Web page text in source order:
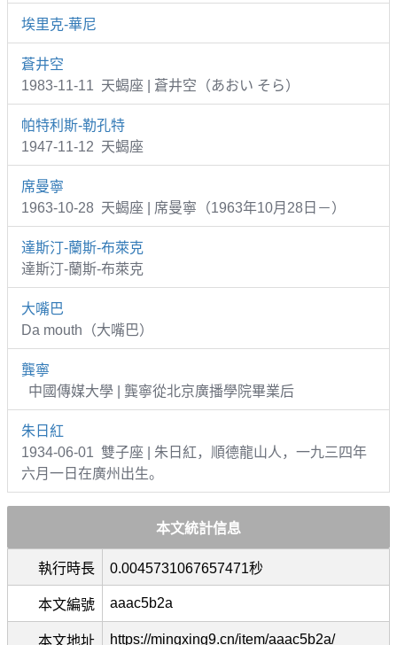
埃里克-華尼
蒼井空
1983-11-11 天蝎座 | 蒼井空（あおい そら）
帕特利斯-勒孔特
1947-11-12 天蝎座
席曼寧
1963-10-28 天蝎座 | 席曼寧（1963年10月28日－）
達斯汀-蘭斯-布萊克
達斯汀-蘭斯-布萊克
大嘴巴
Da mouth（大嘴巴）
龔寧
中國傳媒大學 | 龔寧從北京廣播學院畢業后
朱日紅
1934-06-01 雙子座 | 朱日紅，順德龍山人，一九三四年
六月一日在廣州出生。
本文統計信息
執行時長 0.0045731067657471秒
本文編號 aaac5b2a
本文地址 https://mingxing9.cn/item/aaac5b2a/